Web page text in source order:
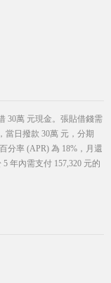
30萬 元現金。張貼借錢需
當日撥款 30萬 元，分期
分率 (APR) 為 18%，月還
年內需支付 157,320 元的